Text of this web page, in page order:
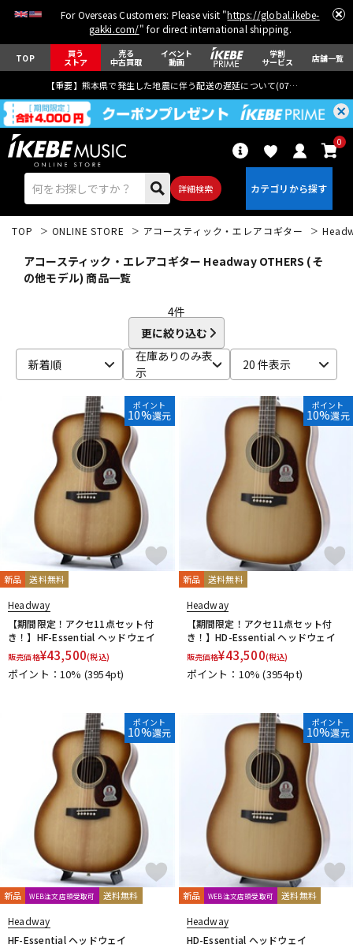
For Overseas Customers: Please visit "https://global.ikebe-
gakki.com/" for direct international shipping.
TOP 買う
ストア
売る
中古買取
イベント
動画
学割
サービス 店舗一覧
【重要】熊本県で発生した地震に伴う配送の遅延について(07月29日
詳細検索
0
ベース ウクレレ
ドラム パーカッション
キーボード 電子ピアノ
管楽器 その他楽器
DJ機器 DTM
DTM オンライン納品 レコーディング機器
配信/ライブ機器 楽器アクセサリ
TOP ONLINE STORE アコースティック・エレアコギター
アコースティック・エレアコギター Headway OTHERS (そ
の他モデル) 商品一覧
4件
更に絞り込む
新着順
在庫ありのみ表
示
20 件表示
ポイント
10%還元
新品 送料無料
Headway
【期間限定！アクセ11点セット付
き！】HF-Essential ヘッドウェイ
販売価格¥43,500(税込)
ポイント：10% (3954pt)
ポイント
10%還元
新品 送料無料
Headway
【期間限定！アクセ11点セット付
き！】HD-Essential ヘッドウェイ
販売価格¥43,500(税込)
ポイント：10%(3954pt)
ポイント
10%還元
新品 WEB注文店頭受取可 送料無料
Headway
HF-Essential ヘッドウェイ
ポイント
10%還元
新品 WEB注文店頭受取可 送料無料
Headway
HD-Essential ヘッドウェイ